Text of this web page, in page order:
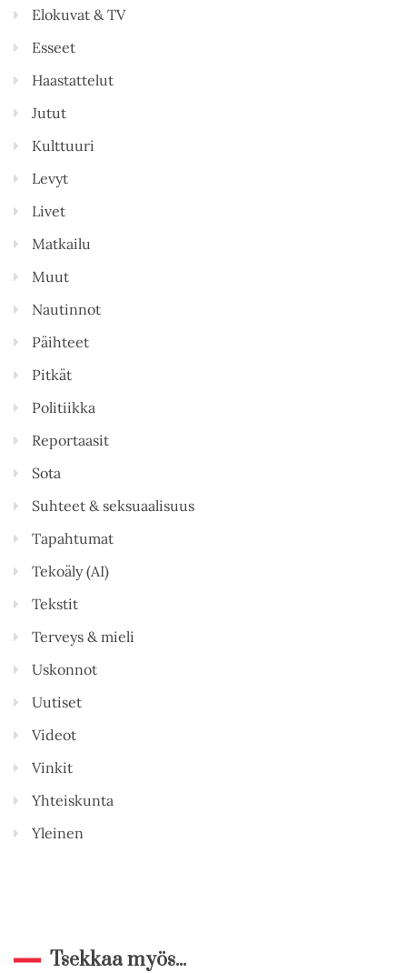
Elokuvat & TV
Esseet
Haastattelut
Jutut
Kulttuuri
Levyt
Livet
Matkailu
Muut
Nautinnot
Päihteet
Pitkät
Politiikka
Reportaasit
Sota
Suhteet & seksuaalisuus
Tapahtumat
Tekoäly (AI)
Tekstit
Terveys & mieli
Uskonnot
Uutiset
Videot
Vinkit
Yhteiskunta
Yleinen
Tsekkaa myös...